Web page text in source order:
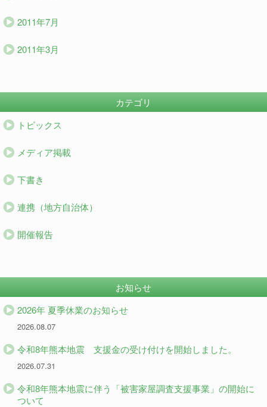
2011年7月
2011年3月
カテゴリ
トピックス
メディア掲載
下書き
連携（地方自治体）
開催報告
お知らせ
2026年 夏季休業のお知らせ
2026.08.07
令和8年熊本地震 支援金の受け付けを開始しました。
2026.07.31
令和8年熊本地震に伴う「被害家屋調査支援事業」の開始に
ついて